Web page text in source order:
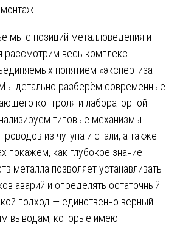
мы с позиций металловедения и
рассмотрим весь комплекс
понятием «экспертиза
детально разберём современные
контроля и лабораторной
типовые механизмы
из чугуна и стали, а также
покажем, как глубокое знание
металла позволяет устанавливать
аварий и определять остаточный
подход — единственно верный
выводам, которые имеют